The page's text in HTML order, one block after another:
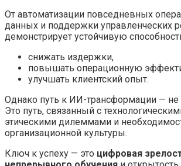
От автоматизации повседневных
данных и поддержки управленческих
демонстрирует устойчивую
снижать издержки,
повышать операционную
улучшать клиентский опыт.
Однако путь к ИИ-трансформации — не
Это путь, связанный с
этическими дилеммами и
организационной культуры.
Ключ к успеху — это цифровая